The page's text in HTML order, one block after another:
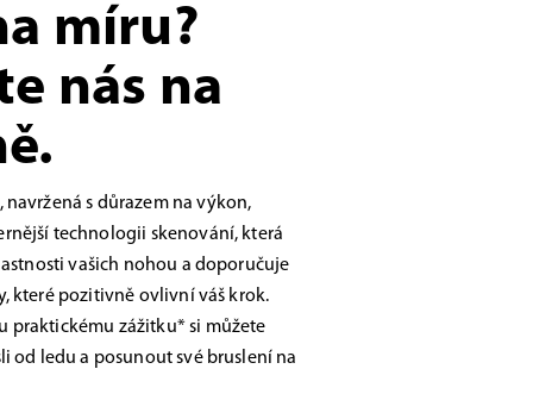
míru?
nás na
navržená s důrazem na výkon,
technologii skenování, která
vašich nohou a doporučuje
které pozitivně ovlivní váš krok.
praktickému zážitku* si můžete
od ledu a posunout své bruslení na